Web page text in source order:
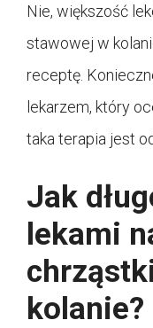
Nie, większość
stawowej w
receptę.
lekarzem, który
taka terapia jest
Jak
lekami
kolanie?